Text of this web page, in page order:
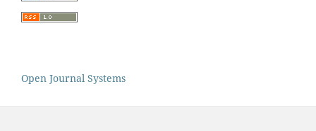
Open Journal Systems